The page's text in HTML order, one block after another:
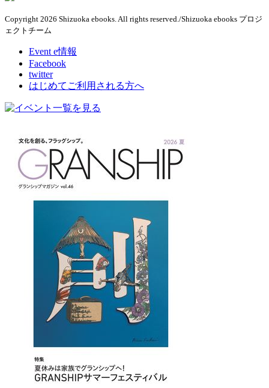
Copyright 2026 Shizuoka ebooks. All rights reserved./Shizuoka ebooks プロジ
ェクトチーム
Event e情報
Facebook
twitter
はじめてご利用される方へ